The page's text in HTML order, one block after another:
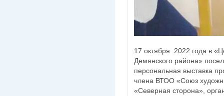
17 октября 2022 года в
Демянского района»
персональная выставка
члена ВТОО «Союз
«Северная сторона»,